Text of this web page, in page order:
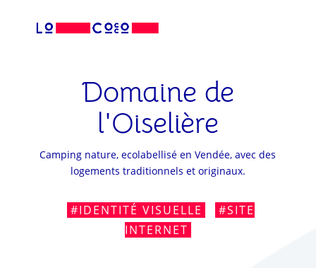
Domaine de
l'Oiselière
Camping nature, ecolabellisé en Vendée, avec des
logements traditionnels et originaux.
#IDENTITÉ VISUELLE
#SITE
INTERNET